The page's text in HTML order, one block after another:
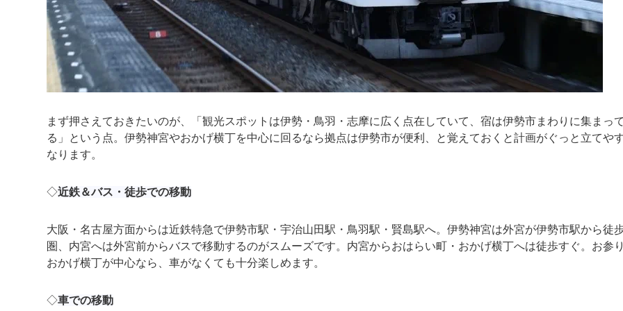
まず押さえておきたいのが、「観光スポットは伊勢・鳥羽・志摩に広く点在していて、宿は伊勢市まわりに集まっ
る」という点。伊勢神宮やおかげ横丁を中心に回るなら拠点は伊勢市が便利、と覚えておくと計画がぐっと立てやす
なります。
◇近鉄＆バス・徒歩での移動
大阪・名古屋方面からは近鉄特急で伊勢市駅・宇治山田駅・鳥羽駅・賢島駅へ。伊勢神宮は外宮が伊勢市駅から徒
圏、内宮へは外宮前からバスで移動するのがスムーズです。内宮からおはらい町・おかげ横丁へは徒歩すぐ。お参
おかげ横丁が中心なら、車がなくても十分楽しめます。
◇車での移動